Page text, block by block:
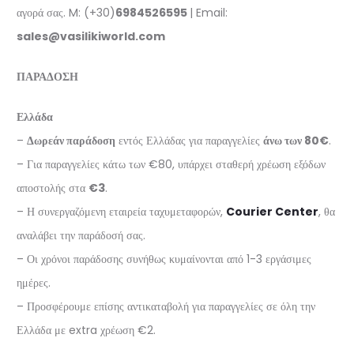
αγορά σας. M: (+30)6984526595 | Email:
sales@vasilikiworld.com
ΠΑΡΑΔΟΣΗ
Ελλάδα
– Δωρεάν παράδοση εντός Ελλάδας για παραγγελίες άνω των 80€.
– Για παραγγελίες κάτω των €80, υπάρχει σταθερή χρέωση εξόδων
αποστολής στα €3.
– Η συνεργαζόμενη εταιρεία ταχυμεταφορών, Courier Center, θα
αναλάβει την παράδοσή σας.
– Οι χρόνοι παράδοσης συνήθως κυμαίνονται από 1-3 εργάσιμες
ημέρες.
– Προσφέρουμε επίσης αντικαταβολή για παραγγελίες σε όλη την
Ελλάδα με extra χρέωση €2.